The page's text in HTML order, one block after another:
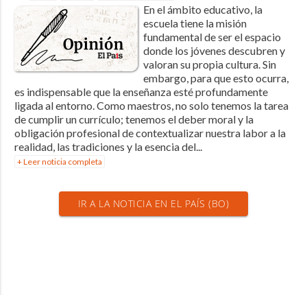
En el ámbito educativo, la
escuela tiene la misión
fundamental de ser el espacio
donde los jóvenes descubren y
valoran su propia cultura. Sin
embargo, para que esto ocurra,
es indispensable que la enseñanza esté profundamente
ligada al entorno. Como maestros, no solo tenemos la tarea
de cumplir un currículo; tenemos el deber moral y la
obligación profesional de contextualizar nuestra labor a la
realidad, las tradiciones y la esencia del...
+ Leer noticia completa
IR A LA NOTICIA EN EL PAÍS (BO)